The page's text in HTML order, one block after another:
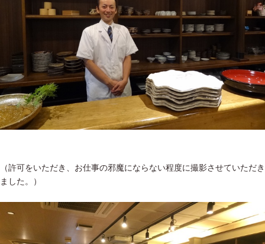
（許可をいただき、お仕事の邪魔にならない程度に撮影させていただき
ました。）